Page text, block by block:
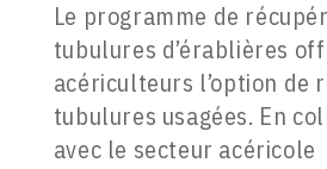
Le programme de
tubulures d’érablières
acériculteurs l’option de
tubulures usagées. En
avec le secteur acéricole